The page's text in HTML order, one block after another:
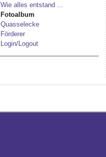
Wie alles entstand ...
Fotoalbum
Quasselecke
Förderer
Login/Logout